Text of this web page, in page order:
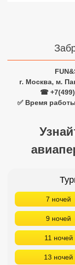
г. Москва, м.
☎
✅ Время
7 ночей
9 ночей
11 ночей
13 ночей
Сетевые отели
Сетевые отели
Сетевые отели
Сетевые отели